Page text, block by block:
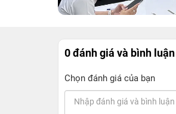
0 đánh giá và bình luận
Chọn đánh giá của bạn